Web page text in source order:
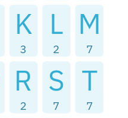
K
3
L
2
M
7
R
2
S
7
T
7